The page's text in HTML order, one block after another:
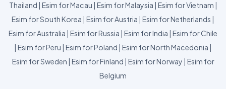
Thailand | Esim for Macau | Esim for Malaysia | Esim for Vietnam |
Esim for South Korea | Esim for Austria | Esim for Netherlands |
Esim for Australia | Esim for Russia | Esim for India | Esim for Chile
| Esim for Peru | Esim for Poland | Esim for North Macedonia |
Esim for Sweden | Esim for Finland | Esim for Norway | Esim for
Belgium